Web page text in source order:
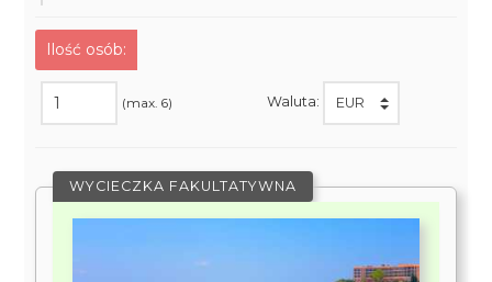
Ilość osób:
(max. 6) Waluta:
WYCIECZKA FAKULTATYWNA